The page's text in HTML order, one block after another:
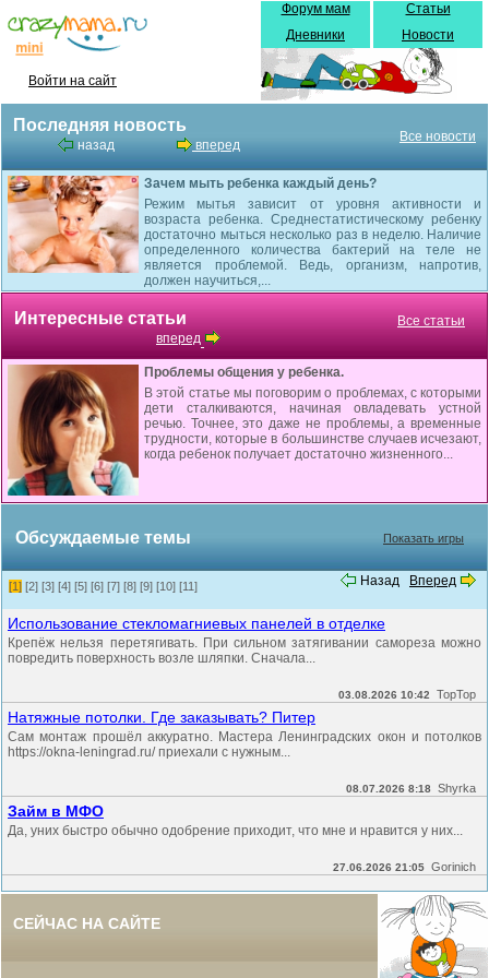
Войти на сайт
Форум мам
Дневники
Статьи
Новости
Последняя новость
назад вперед
Все новости
Зачем мыть ребенка каждый день?
Режим мытья зависит от уровня активности и
возраста ребенка. Среднестатистическому ребенку
достаточно мыться несколько раз в неделю. Наличие
определенного количества бактерий на теле не
является проблемой. Ведь, организм, напротив,
должен научиться,...
Интересные статьи
вперед
Все статьи
Проблемы общения у ребенка.
В этой статье мы поговорим о проблемах, с которыми
дети сталкиваются, начиная овладевать устной
речью. Точнее, это даже не проблемы, а временные
трудности, которые в большинстве случаев исчезают,
когда ребенок получает достаточно жизненного...
Обсуждаемые темы Показать игры
Назад Вперед
[1] [2] [3] [4] [5] [6] [7] [8] [9] [10] [11]
Использование стекломагниевых панелей в отделке
Крепёж нельзя перетягивать. При сильном затягивании самореза можно
повредить поверхность возле шляпки. Сначала...
03.08.2026 10:42 TopTop
Натяжные потолки. Где заказывать? Питер
Сам монтаж прошёл аккуратно. Мастера Ленинградских окон и потолков
https://okna-leningrad.ru/ приехали с нужным...
08.07.2026 8:18 Shyrka
Займ в МФО
Да, уних быстро обычно одобрение приходит, что мне и нравится у них...
27.06.2026 21:05 Gorinich
СЕЙЧАС НА САЙТЕ